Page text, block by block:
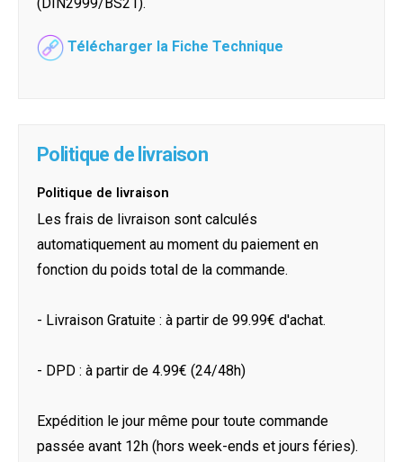
Télécharger la Fiche Technique
Politique de livraison
Politique de livraison
Les frais de livraison sont calculés
automatiquement au moment du paiement en
fonction du poids total de la commande.
- Livraison Gratuite : à partir de 99.99€ d'achat.
- DPD : à partir de 4.99€ (24/48h)
Expédition le jour même pour toute commande
passée avant 12h (hors week-ends et jours féries).